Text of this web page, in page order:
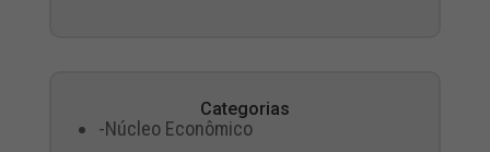
Categorias
-Núcleo Econômico